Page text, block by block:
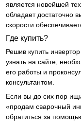
является новейшей
обладает достаточно
скорости
Где купить?
Решив купить
узнать на сайте,
его работы и
консультантом.
Если вы до сих пор
«продам сварочный
обратиться за